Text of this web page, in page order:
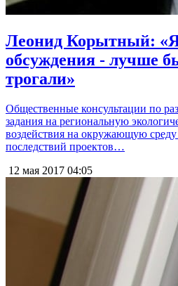
Леонид Корытный:
обсуждения - лучше
трогали»
Общественные консультации по
задания на региональную
воздействия на окружающую
последствий проектов…
12 мая 2017 04:05